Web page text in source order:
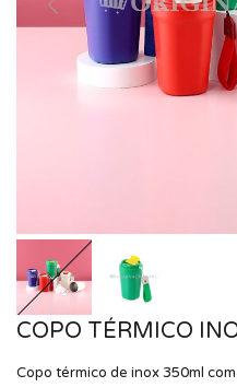
COPO TÉRMICO
Copo térmico de inox 350ml